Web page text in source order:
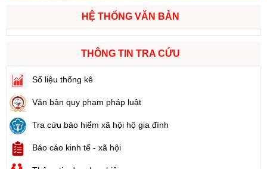
HỆ THỐNG VĂN BẢN
THÔNG TIN TRA CỨU
Số liệu thống kê
Văn bản quy phạm pháp luật
Tra cứu bảo hiểm xã hội hộ gia đình
Báo cáo kinh tế - xã hội